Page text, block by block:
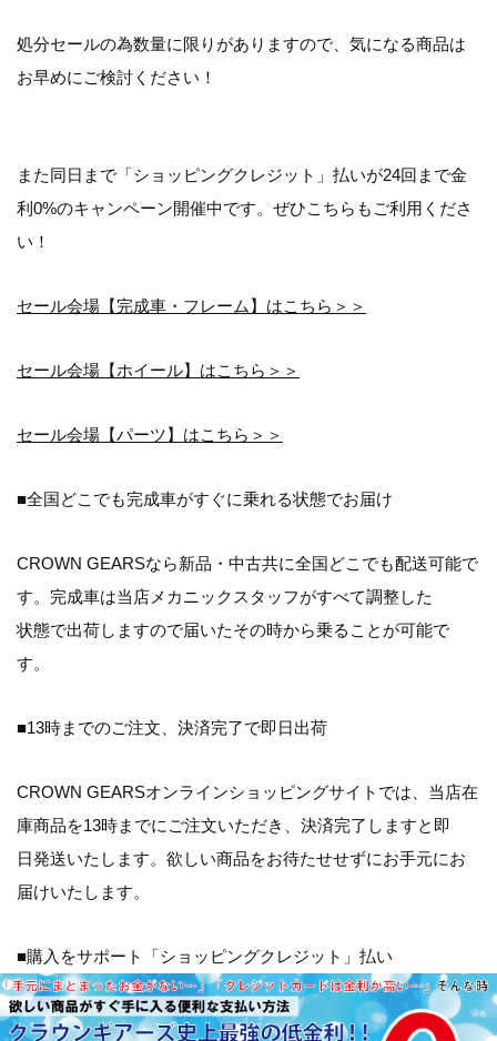
処分セールの為数量に限りがありますので、気になる商品は
お早めにご検討ください！
また同日まで「ショッピングクレジット」払いが24回まで金
利0%のキャンペーン開催中です。ぜひこちらもご利用くださ
い！
セール会場【完成車・フレーム】はこちら＞＞
セール会場【ホイール】はこちら＞＞
セール会場【パーツ】はこちら＞＞
■全国どこでも完成車がすぐに乗れる状態でお届け
CROWN GEARSなら新品・中古共に全国どこでも配送可能で
す。完成車は当店メカニックスタッフがすべて調整した
状態で出荷しますので届いたその時から乗ることが可能で
す。
■13時までのご注文、決済完了で即日出荷
CROWN GEARSオンラインショッピングサイトでは、当店在
庫商品を13時までにご注文いただき、決済完了しますと即
日発送いたします。欲しい商品をお待たせせずにお手元にお
届けいたします。
■購入をサポート「ショッピングクレジット」払い